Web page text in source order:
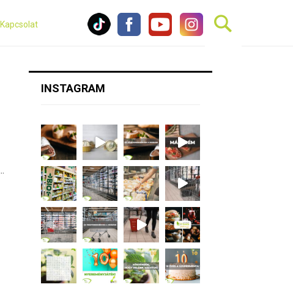
Kapcsolat
INSTAGRAM